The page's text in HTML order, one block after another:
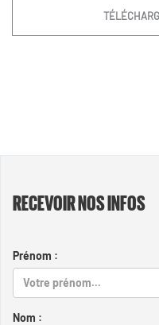
RECEVOIR NOS INFOS
Prénom :
Nom :